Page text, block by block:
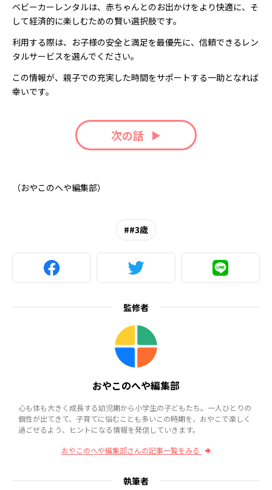
ベビーカーレンタルは、赤ちゃんとのお出かけをより快適に、そ
して経済的に楽しむための賢い選択肢です。
利用する際は、お子様の安全と満足を最優先に、信頼できるレン
タルサービスを選んでください。
この情報が、親子での充実した時間をサポートする一助となれば
幸いです。
次の話
（おやこのへや編集部）
#3歳
監修者
おやこのへや編集部
心も体も大きく成長する幼児期から小学生の子どもたち。一人ひとりの
個性が出てきて、子育てに悩むことも多いこの時期を、おやこで楽しく
過ごせるよう、ヒントになる情報を発信していきます。
おやこのへや編集部さんの記事一覧をみる
執筆者